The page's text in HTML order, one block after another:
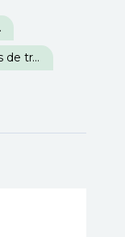
Módulo 5: Análisis de los puestos de trabajo